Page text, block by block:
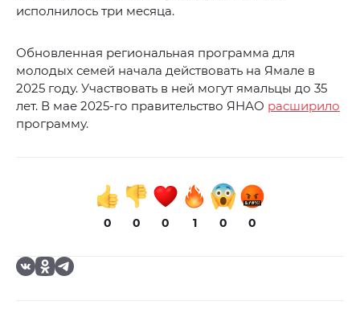
исполнилось три месяца.
Обновленная региональная программа для
молодых семей начала действовать на Ямале в
2025 году. Участвовать в ней могут ямальцы до 35
лет. В мае 2025-го правительство ЯНАО расширило
программу.
0 0 0 1 0 0